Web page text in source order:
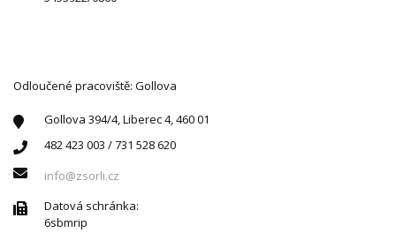
Odloučené pracoviště: Gollova
Gollova 394/4, Liberec 4, 460 01
482 423 003 / 731 528 620
info@zsorli.cz
Datová schránka:
6sbmrip